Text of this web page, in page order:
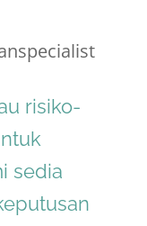
risiko-
sedia